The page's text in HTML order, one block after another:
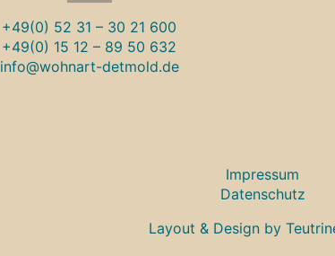
+49(0) 52 31 – 30 21 600
+49(0) 15 12 – 89 50 632
info@wohnart-detmold.de
Impressum
Datenschutz
Layout & Design by